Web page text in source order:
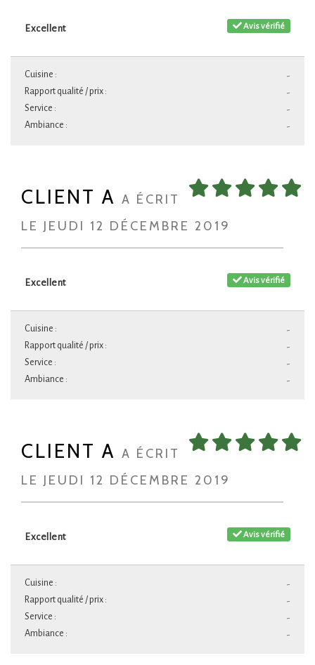
Avis vérifié
Excellent
-
Cuisine :
-
Rapport qualité / prix :
-
Service :
-
Ambiance :
CLIENT A A ÉCRIT
LE JEUDI 12 DÉCEMBRE 2019
Avis vérifié
Excellent
-
Cuisine :
-
Rapport qualité / prix :
-
Service :
-
Ambiance :
CLIENT A A ÉCRIT
LE JEUDI 12 DÉCEMBRE 2019
Avis vérifié
Excellent
-
Cuisine :
-
Rapport qualité / prix :
-
Service :
-
Ambiance :